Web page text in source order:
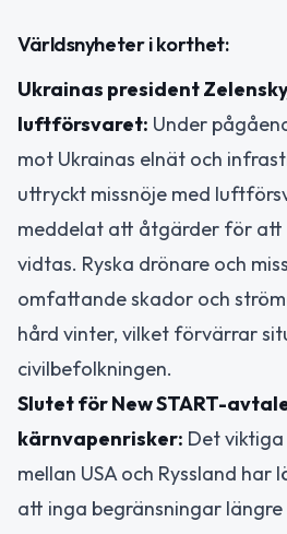
Världsnyheter i korthet:
Ukrainas president
luftförsvaret: Under
mot Ukrainas elnät och
uttryckt missnöje med
meddelat att åtgärder för
vidtas. Ryska drönare och
omfattande skador och
hård vinter, vilket förvärrar
civilbefolkningen.
Slutet för New START-
kärnvapenrisker: Det
mellan USA och Ryssland har
att inga begränsningar